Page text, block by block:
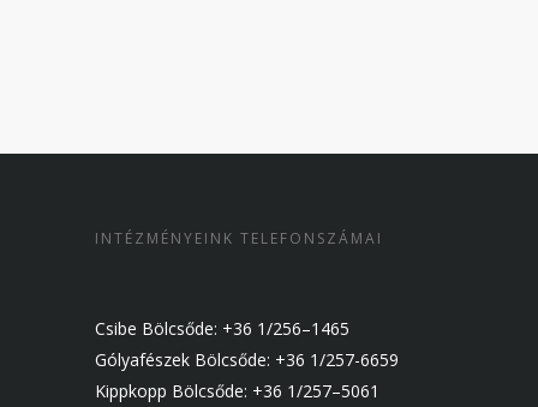
INTÉZMÉNYEINK TELEFONSZÁMAI
Csibe Bölcsőde: +36 1/256–1465
Gólyafészek Bölcsőde: +36 1/257-6659
Kippkopp Bölcsőde: +36 1/257–5061